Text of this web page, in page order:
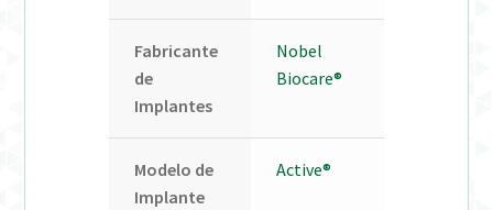
Fabricante
de
Implantes
Nobel
Biocare®
Modelo de
Implante
Active®